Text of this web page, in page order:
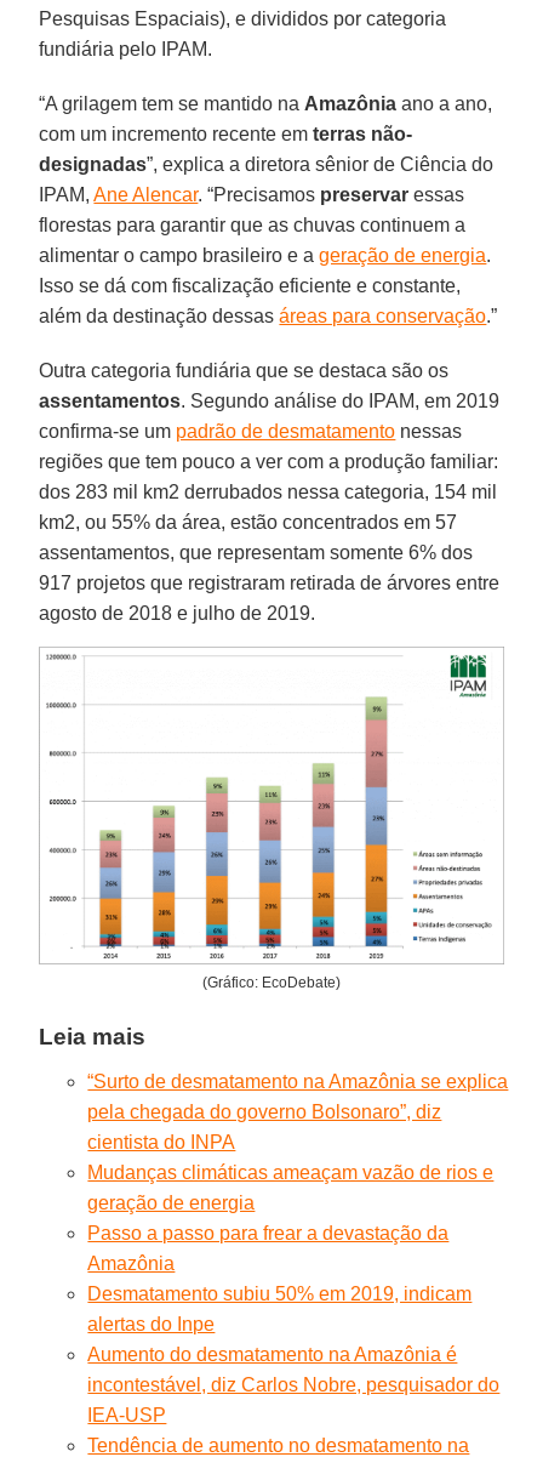
Pesquisas Espaciais), e divididos por categoria
fundiária pelo IPAM.
“A grilagem tem se mantido na Amazônia ano a ano,
com um incremento recente emterras não-
designadas”, explica a diretora sênior de Ciência do
IPAM,Ane Alencar. “Precisamos preservar essas
florestas para garantir que as chuvas continuem a
alimentar o campo brasileiro e ageração de energia.
Isso se dá com fiscalização eficiente e constante,
além da destinação dessasáreas para conservação.”
Outra categoria fundiária que se destaca são os
assentamentos. Segundo análise do IPAM, em 2019
confirma-se um padrão de desmatamento nessas
regiões que tem pouco a ver com a produção familiar:
dos 283 mil km2 derrubados nessa categoria, 154 mil
km2, ou 55% da área, estão concentrados em 57
assentamentos, que representam somente 6% dos
917 projetos que registraram retirada de árvores entre
agosto de 2018 e julho de 2019.
(Gráfico: EcoDebate)
Leia mais
“Surto de desmatamento na Amazônia se explica
pela chegada do governo Bolsonaro”, diz
cientista do INPA
Mudanças climáticas ameaçam vazão de rios e
geração de energia
Passo a passo para frear a devastação da
Amazônia
Desmatamento subiu 50% em 2019, indicam
alertas do Inpe
Aumento do desmatamento na Amazônia é
incontestável, diz Carlos Nobre, pesquisador do
IEA-USP
Tendência de aumento no desmatamento na